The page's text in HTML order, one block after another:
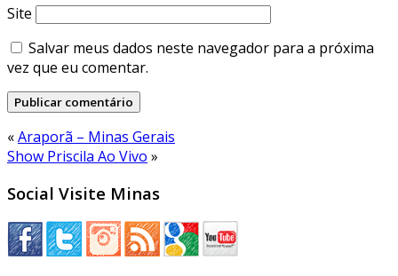
Site
Salvar meus dados neste navegador para a próxima
vez que eu comentar.
«Araporã – Minas Gerais
Show Priscila Ao Vivo »
Social Visite Minas